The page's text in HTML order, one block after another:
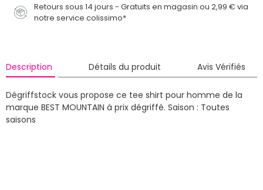
Retours sous 14 jours - Gratuits en magasin ou 2,99 € via
notre service colissimo*
Description Détails du produit Avis Vérifiés
Dégriffstock vous propose ce tee shirt pour homme de la
marque BEST MOUNTAIN à prix dégriffé. Saison : Toutes
saisons